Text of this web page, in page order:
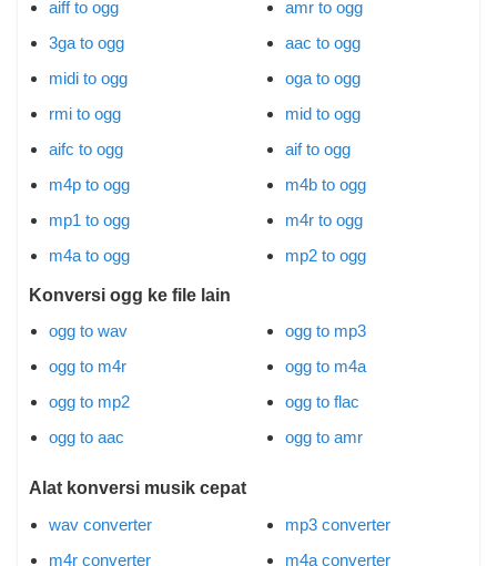
aiff to ogg
3ga to ogg
midi to ogg
rmi to ogg
aifc to ogg
m4p to ogg
mp1 to ogg
m4a to ogg
amr to ogg
aac to ogg
oga to ogg
mid to ogg
aif to ogg
m4b to ogg
m4r to ogg
mp2 to ogg
Konversi ogg ke file lain
ogg to wav
ogg to m4r
ogg to mp2
ogg to aac
ogg to mp3
ogg to m4a
ogg to flac
ogg to amr
Alat konversi musik cepat
wav converter
m4r converter
mp3 converter
m4a converter